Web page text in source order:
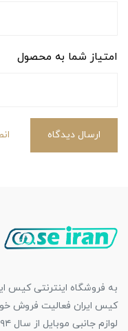
امتیاز شما به محصول
ارسال دیدگاه
به فروشگاه اینترنتی کیس
کیس ایران فعالیت فروش